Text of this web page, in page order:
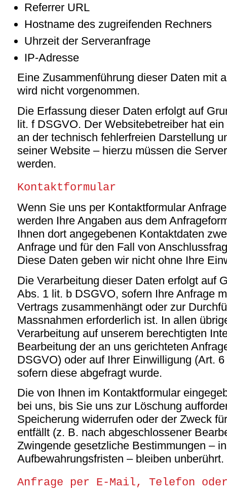
Referrer URL
Hostname des zugreifenden Rechners
Uhrzeit der Serveranfrage
IP-Adresse
Eine Zusammenführung dieser Daten mit
wird nicht vorgenommen.
Die Erfassung dieser Daten erfolgt auf
lit. f DSGVO. Der Websitebetreiber hat
an der technisch fehlerfreien Darstellung
seiner Website – hierzu müssen die
werden.
Kontaktformular
Wenn Sie uns per Kontaktformular
werden Ihre Angaben aus dem
Ihnen dort angegebenen Kontaktdaten
Anfrage und für den Fall von
Diese Daten geben wir nicht ohne Ihre
Die Verarbeitung dieser Daten erfolgt auf
Abs. 1 lit. b DSGVO, sofern Ihre Anfrage
Vertrags zusammenhängt oder zur
Massnahmen erforderlich ist. In allen
Verarbeitung auf unserem berechtigten
Bearbeitung der an uns gerichteten
DSGVO) oder auf Ihrer Einwilligung (Art.
sofern diese abgefragt wurde.
Die von Ihnen im Kontaktformular
bei uns, bis Sie uns zur Löschung
Speicherung widerrufen oder der Zweck
entfällt (z. B. nach abgeschlossener
Zwingende gesetzliche Bestimmungen –
Aufbewahrungsfristen – bleiben unberührt.
Anfrage per E-Mail, Telefon